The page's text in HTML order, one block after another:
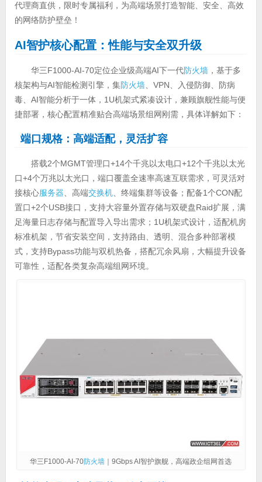
代理商直供，限时专属福利，为高端场景打造智能、安全、高效
的网络防护壁垒！
AI智护核心配置：性能与安全双升级
华三F1000-AI-70定位企业级高端AI下一代防火墙，基于多
核架构与AI智能检测引擎，集防火墙、VPN、入侵防御、防病
毒、AI智能分析于一体，1U机架式紧凑设计，兼顾旗舰性能与便
捷部署，核心配置精准贴合高端场景组网刚需，具体详解如下：
端口规格：高端适配，灵活扩容
搭载2个MGMT管理口+14个千兆以太电口+12个千兆以太光
口+4个万兆以太光口，端口覆盖全速率高速互联需求，可灵活对
接核心服务器 、高端交换机、终端集群等设备；配备1个CON配
置口+2个USB接口，支持大容量外置存储与双硬盘Raid扩展，满
足海量日志存储与配置导入导出需求；1U机架式设计，适配机房
标准机架，节省安装空间，支持路由、透明、混合多种部署模
式，支持Bypass功能与双机热备，搭配冗余风扇，大幅提升设备
可靠性，适配各类复杂高端组网环境。
华三F1000-AI-70防火墙 ｜9Gbps AI智护旗舰，高端政企组网首选